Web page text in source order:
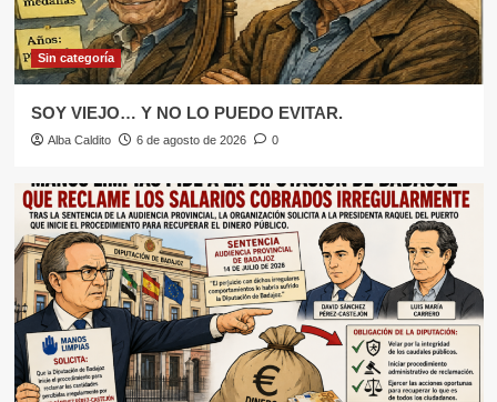
5
DEL FAVOR FILII AL FAVOR MATRIS.
SOY VIEJO… Y NO LO PUEDO
EVITAR.
2
Sin categoría
MANOS LIMPIAS PIDE A LA
DIPUTACIÓN DE BADAJOZ QUE
RECLAME A DAVID SÁNCHEZ Y A
LUIS MARÍA CARRERO LOS
SALARIOS PERCIBIDOS
INDEBIDAMENTE…
Sin categoría
LA COMISIÓN EUROPEA COMIENZA
Sin categoría
SOY VIEJO… Y NO LO PUEDO EVITAR.
Alba Caldito 6 de agosto de 2026 0